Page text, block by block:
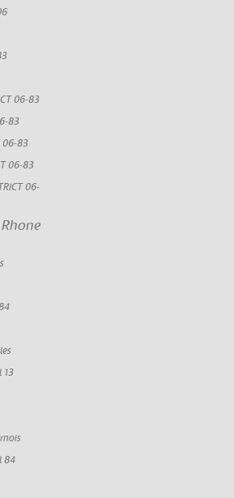
06-83
83
06-83
06-83
06-
13
84